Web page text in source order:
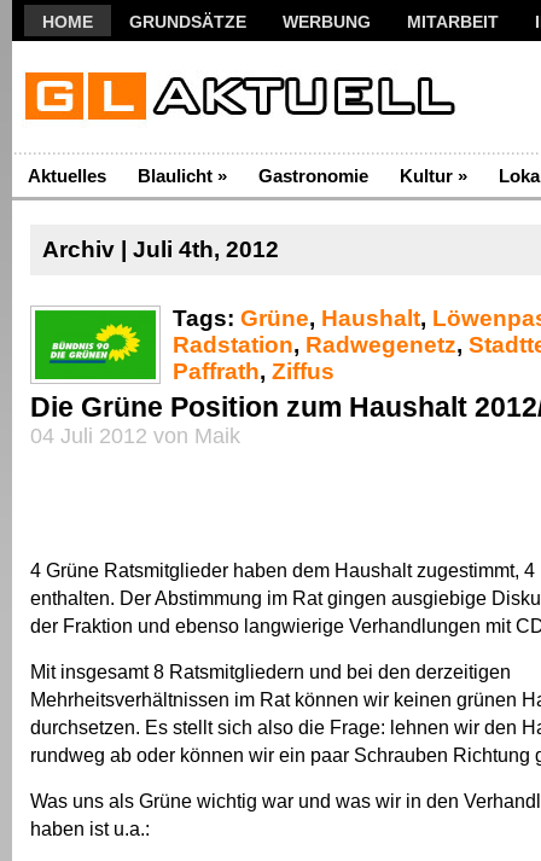
HOME GRUNDSÄTZE WERBUNG MITARBEIT
Aktuelles Blaulicht » Gastronomie Kultur »
Archiv | Juli 4th, 2012
Tags: Grüne, Haushalt,
Radstation, Radwegenetz,
Paffrath, Ziffus
Die Grüne Position zum Haushalt
04 Juli 2012 von Maik
4 Grüne Ratsmitglieder haben dem Haushalt zugestimmt,
enthalten. Der Abstimmung im Rat gingen ausgiebige
der Fraktion und ebenso langwierige Verhandlungen mit
Mit insgesamt 8 Ratsmitgliedern und bei den derzeitigen
Mehrheitsverhältnissen im Rat können wir keinen grünen
durchsetzen. Es stellt sich also die Frage: lehnen wir den
rundweg ab oder können wir ein paar Schrauben Richtung
Was uns als Grüne wichtig war und was wir in den
haben ist u.a.: